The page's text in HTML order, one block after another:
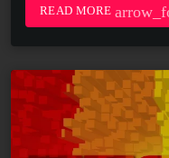
READ MORE